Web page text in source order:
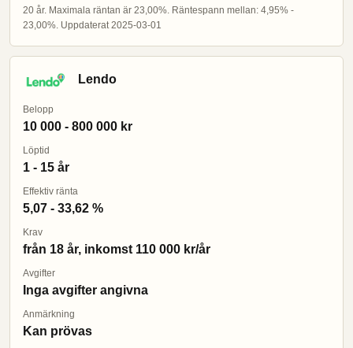
20 år. Maximala räntan är 23,00%. Räntespann mellan: 4,95% -
23,00%. Uppdaterat 2025-03-01
Lendo
Belopp
10 000 - 800 000 kr
Löptid
1 - 15 år
Effektiv ränta
5,07 - 33,62 %
Krav
från 18 år, inkomst 110 000 kr/år
Avgifter
Inga avgifter angivna
Anmärkning
Kan prövas